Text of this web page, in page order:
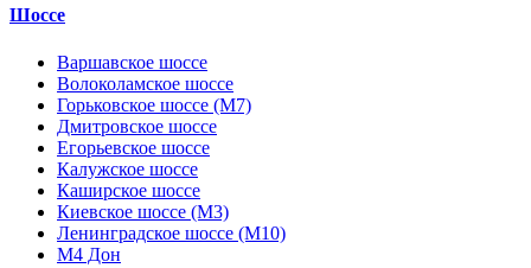
Шоссе
Варшавское шоссе
Волоколамское шоссе
Горьковское шоссе (М7)
Дмитровское шоссе
Егорьевское шоссе
Калужское шоссе
Каширское шоссе
Киевское шоссе (М3)
Ленинградское шоссе (М10)
М4 Дон